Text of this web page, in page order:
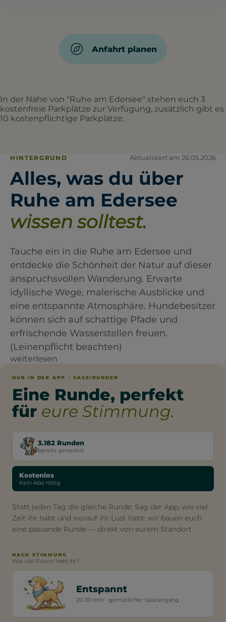
Anfahrt planen
In der Nähe von "Ruhe am Edersee" stehen euch 3
kostenfreie Parkplätze zur Verfügung, zusätzlich gibt es
10 kostenpflichtige Parkplätze.
HINTERGRUND Aktualisiert am 26.05.2026
Alles, was du über
Ruhe am Edersee
wissen solltest.
Tauche ein in die Ruhe am Edersee und
entdecke die Schönheit der Natur auf dieser
anspruchsvollen Wanderung. Erwarte
idyllische Wege, malerische Ausblicke und
eine entspannte Atmosphäre. Hundebesitzer
können sich auf schattige Pfade und
erfrischende Wasserstellen freuen.
(Leinenpflicht beachten)
weiterlesen
NUR IN DER APP · GASSIRUNDEN
Eine Runde, perfekt
für eure Stimmung.
3.182 Runden
bereits generiert
Kostenlos
Kein Abo nötig
Statt jeden Tag die gleiche Runde: Sag der App, wie viel
Zeit ihr habt und worauf ihr Lust habt: wir bauen euch
eine passende Runde — direkt von eurem Standort.
NACH STIMMUNG
Wie viel Power habt ihr?
Entspannt
20-30 min · gemütlicher Spaziergang